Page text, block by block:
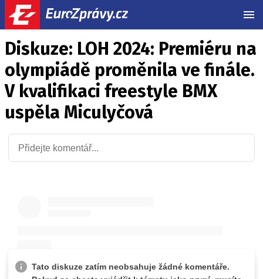
Diskuze: LOH 2024: Premiéru na
olympiádě proměnila ve finále.
V kvalifikaci freestyle BMX
uspěla Miculyčová